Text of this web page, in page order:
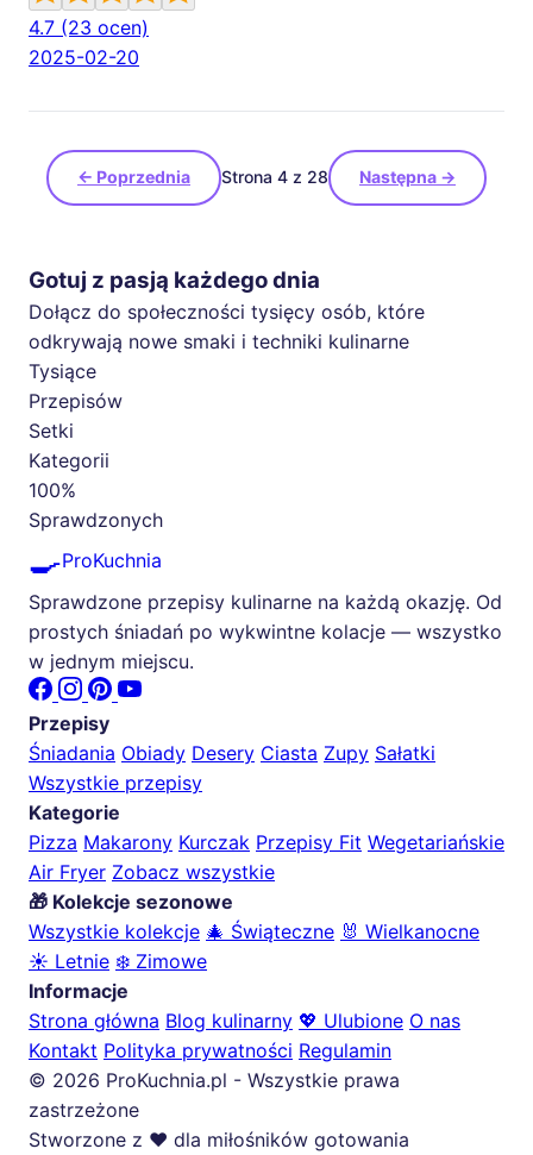
4.7 (23 ocen)
2025-02-20
← Poprzednia Strona 4 z 28 Następna →
Gotuj z pasją każdego dnia
Dołącz do społeczności tysięcy osób, które
odkrywają nowe smaki i techniki kulinarne
Tysiące
Przepisów
Setki
Kategorii
100%
Sprawdzonych
🍳ProKuchnia
Sprawdzone przepisy kulinarne na każdą okazję. Od
prostych śniadań po wykwintne kolacje — wszystko
w jednym miejscu.
Przepisy
Śniadania Obiady Desery Ciasta Zupy Sałatki
Wszystkie przepisy
Kategorie
Pizza Makarony Kurczak Przepisy Fit Wegetariańskie
Air Fryer Zobacz wszystkie
🎁 Kolekcje sezonowe
Wszystkie kolekcje 🎄 Świąteczne 🐰 Wielkanocne
☀️ Letnie ❄️ Zimowe
Informacje
Strona główna Blog kulinarny 💖 Ulubione O nas
Kontakt Polityka prywatności Regulamin
© 2026 ProKuchnia.pl - Wszystkie prawa
zastrzeżone
Stworzone z ❤️ dla miłośników gotowania